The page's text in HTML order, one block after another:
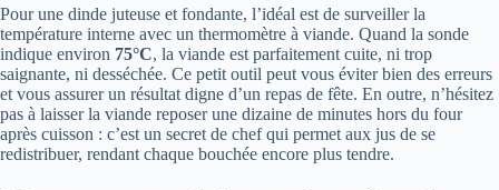
Pour une dinde juteuse et fondante, l’idéal est de surveiller la
température interne avec un thermomètre à viande. Quand la sonde
indique environ 75°C, la viande est parfaitement cuite, ni trop
saignante, ni desséchée. Ce petit outil peut vous éviter bien des erreurs
et vous assurer un résultat digne d’un repas de fête. En outre, n’hésitez
pas à laisser la viande reposer une dizaine de minutes hors du four
après cuisson : c’est un secret de chef qui permet aux jus de se
redistribuer, rendant chaque bouchée encore plus tendre.